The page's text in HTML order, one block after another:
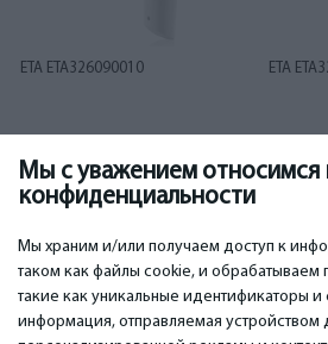
Мы с уважением относимся
конфиденциальности
Мы храним и/или получаем доступ к
таком как файлы cookie, и обрабатываем
такие как уникальные идентификаторы и
информация, отправляемая устройством
ETA ETA326090010
11.00€
ETA
1 2 3 4 5 6 7 8